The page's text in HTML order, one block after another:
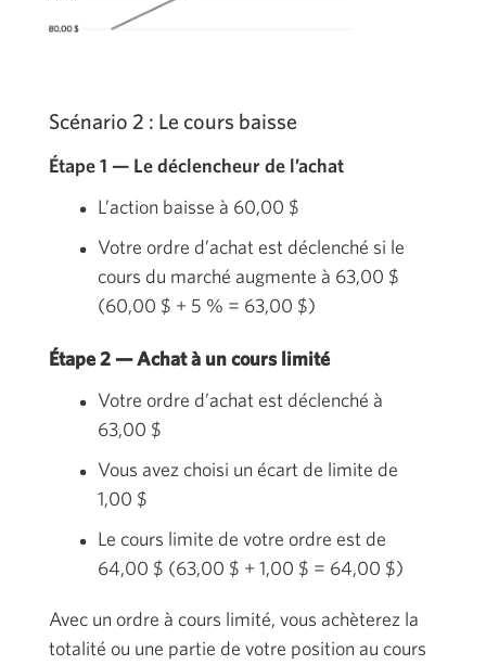
Scénario 2 : Le cours baisse
Étape 1 — Le déclencheur de l’achat
L’action baisse à 60,00 $
Votre ordre d’achat est déclenché si le
cours du marché augmente à 63,00 $
(60,00 $ + 5 % = 63,00 $)
Étape 2 — Achat à un cours limité
Votre ordre d’achat est déclenché à
63,00 $
Vous avez choisi un écart de limite de
1,00 $
Le cours limite de votre ordre est de
64,00 $ (63,00 $ +1,00 $ = 64,00 $)
Avec un ordre à cours limité, vous achèterez la
totalité ou une partie de votre position au cours